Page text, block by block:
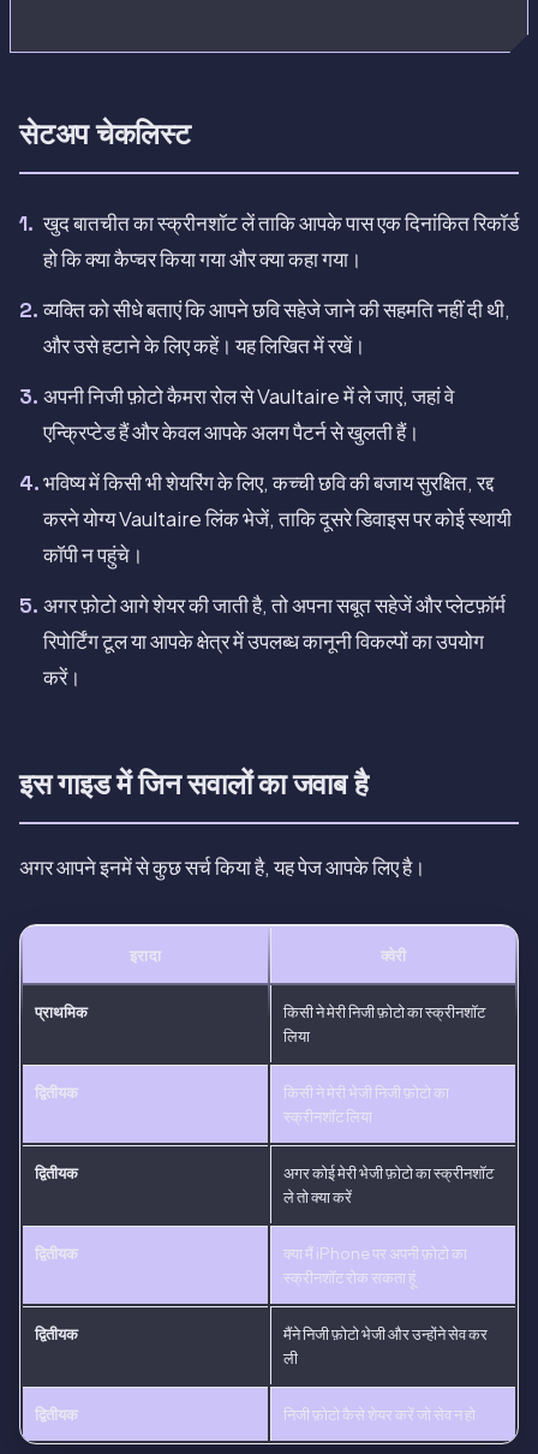
सेटअप चेकलिस्ट
खुद बातचीत का स्क्रीनशॉट लें ताकि आपके पास एक दिनांकित रिकॉर्ड
हो कि क्या कैप्चर किया गया और क्या कहा गया।
व्यक्ति को सीधे बताएं कि आपने छवि सहेजे जाने की सहमति नहीं दी थी,
और उसे हटाने के लिए कहें। यह लिखित में रखें।
अपनी निजी फ़ोटो कैमरा रोल से Vaultaire में ले जाएं, जहां वे
एन्क्रिप्टेड हैं और केवल आपके अलग पैटर्न से खुलती हैं।
भविष्य में किसी भी शेयरिंग के लिए, कच्ची छवि की बजाय सुरक्षित, रद्द
करने योग्य Vaultaire लिंक भेजें, ताकि दूसरे डिवाइस पर कोई स्थायी
कॉपी न पहुंचे।
अगर फ़ोटो आगे शेयर की जाती है, तो अपना सबूत सहेजें और प्लेटफ़ॉर्म
रिपोर्टिंग टूल या आपके क्षेत्र में उपलब्ध कानूनी विकल्पों का उपयोग
करें।
इस गाइड में जिन सवालों का जवाब है
अगर आपने इनमें से कुछ सर्च किया है, यह पेज आपके लिए है।
इरादा क्वेरी
प्राथमिक
किसी ने मेरी निजी फ़ोटो का स्क्रीनशॉट
लिया
द्वितीयक
किसी ने मेरी भेजी निजी फ़ोटो का
स्क्रीनशॉट लिया
द्वितीयक
अगर कोई मेरी भेजी फ़ोटो का स्क्रीनशॉट
ले तो क्या करें
द्वितीयक
क्या मैं iPhone पर अपनी फ़ोटो का
स्क्रीनशॉट रोक सकता हूं
द्वितीयक
मैंने निजी फ़ोटो भेजी और उन्होंने सेव कर
ली
द्वितीयक निजी फ़ोटो कैसे शेयर करें जो सेव न हो